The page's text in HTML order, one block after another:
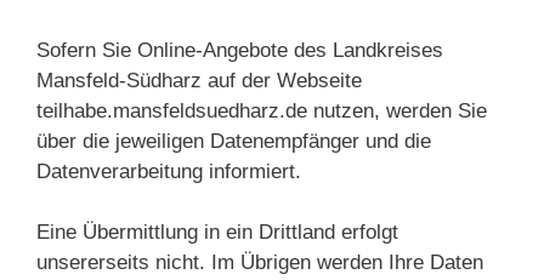
Sofern Sie Online-Angebote des Landkreises
Mansfeld-Südharz auf der Webseite
teilhabe.mansfeldsuedharz.de nutzen, werden Sie
über die jeweiligen Datenempfänger und die
Datenverarbeitung informiert.
Eine Übermittlung in ein Drittland erfolgt
unsererseits nicht. Im Übrigen werden Ihre Daten